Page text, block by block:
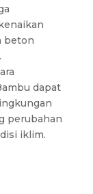
beton
dapat
perubahan
iklim.